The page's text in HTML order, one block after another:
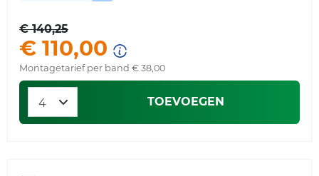
€ 140,25
€ 110,00
Montagetarief per band € 38,00
TOEVOEGEN